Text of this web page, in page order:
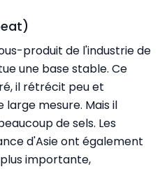
produit de l'industrie de
une base stable. Ce
il rétrécit peu et
mesure. Mais il
de sels. Les
d'Asie ont également
importante,